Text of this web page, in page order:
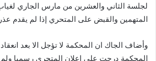
لجلسة الثاني والعشرين من مارس الجاري
المتهمين والقبض على المتحري إذا لم يقدم
وأضاف الجاك ان المحكمة لا تؤجل الا بعد انعقاد
المحكمة درجت على إعلان المتحري رسميا ولم